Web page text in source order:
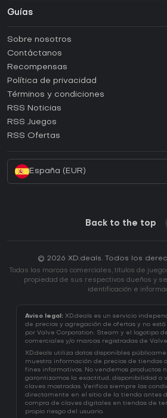
Guías
Guías y tutoriales
¿Cómo activar una CD Key de Steam?
¿Cómo activar una CD Key de Epic
¿Cómo activar una CD Key de GOG?
¿Cómo activar una CD Key de Ubisoft
Sobre nosotros
Contáctanos
Recompensas
Política de privacidad
Términos y condiciones
RSS Noticias
RSS Juegos
RSS Ofertas
España (EUR)
Back to the top
© 2026 XD.deals. Todos los
Todas las marcas comerciales, títulos de
propiedad de sus respectivos dueños y
identificación e
Aviso legal: XD.deals es un servicio
de precios y agregación de ofertas y no
por Valve Corporation. Steam y el logotipo
comerciales y/o marcas registradas de
XD.deals utiliza datos disponibles
muestra información de precios de tiendas
fines informativos. No vendemos productos
garantizamos la exactitud, disponibilidad o
claves mostradas. Verifica siempre las
directamente en el sitio de la tienda antes
compra de claves digitales en tiendas de
propio riesgo del usuario.